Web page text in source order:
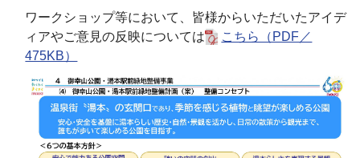
ワークショップ等において、皆様からいただいたアイデ
ィアやご意見の反映については
こちら（PDF／
475KB）